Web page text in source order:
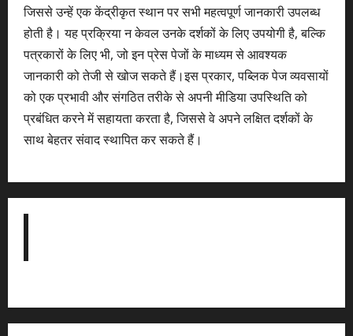
जिससे उन्हें एक केंद्रीकृत स्थान पर सभी महत्वपूर्ण जानकारी उपलब्ध
होती है। यह प्रक्रिया न केवल उनके दर्शकों के लिए उपयोगी है, बल्कि
पत्रकारों के लिए भी, जो इन प्रेस पेजों के माध्यम से आवश्यक
जानकारी को तेजी से खोज सकते हैं।इस प्रकार, पब्लिक पेज व्यवसायों
को एक प्रभावी और संगठित तरीके से अपनी मीडिया उपस्थिति को
प्रबंधित करने में सहायता करता है, जिससे वे अपने लक्षित दर्शकों के
साथ बेहतर संवाद स्थापित कर सकते हैं।